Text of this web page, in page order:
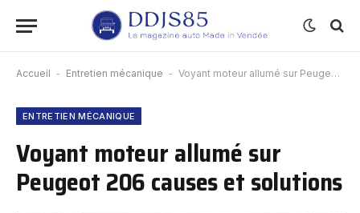
Accueil - Entretien mécanique - Voyant moteur allumé sur Peugeot 206 causes et solutions
ENTRETIEN MÉCANIQUE
Voyant moteur allumé sur
Peugeot 206 causes et solutions